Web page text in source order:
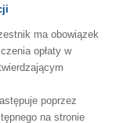
ma obowiązek
opłaty w
poprzez
na stronie